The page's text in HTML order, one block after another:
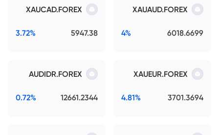
XAUAUD.FOREX
6018.6699
4%
XAUCAD.FOREX
5947.38
3.72%
XAUEUR.FOREX
3701.3694
4.81%
AUDIDR.FOREX
12661.2344
0.72%